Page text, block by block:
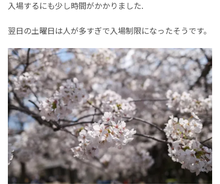
入場するにも少し時間がかかりました.
翌日の土曜日は人が多すぎで入場制限になったそうです。